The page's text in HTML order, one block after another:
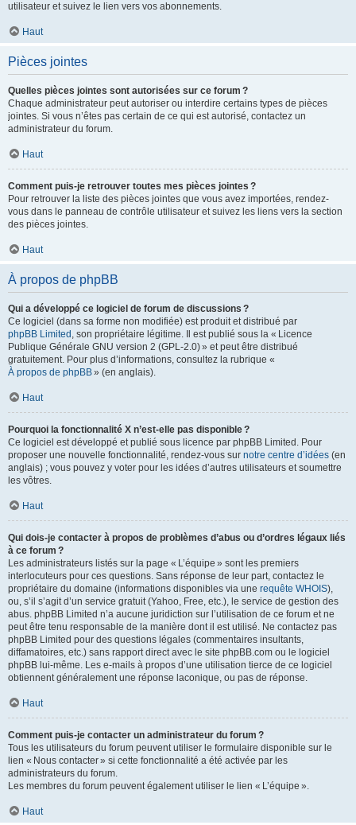
utilisateur et suivez le lien vers vos abonnements.
Haut
Pièces jointes
Quelles pièces jointes sont autorisées sur ce forum ?
Chaque administrateur peut autoriser ou interdire certains types de pièces
jointes. Si vous n’êtes pas certain de ce qui est autorisé, contactez un
administrateur du forum.
Haut
Comment puis-je retrouver toutes mes pièces jointes ?
Pour retrouver la liste des pièces jointes que vous avez importées, rendez-
vous dans le panneau de contrôle utilisateur et suivez les liens vers la section
des pièces jointes.
Haut
À propos de phpBB
Qui a développé ce logiciel de forum de discussions ?
Ce logiciel (dans sa forme non modifiée) est produit et distribué par
phpBB Limited , son propriétaire légitime. Il est publié sous la « Licence
Publique Générale GNU version 2 (GPL-2.0) » et peut être distribué
gratuitement. Pour plus d’informations, consultez la rubrique «
À propos de phpBB» (en anglais).
Haut
Pourquoi la fonctionnalité X n’est-elle pas disponible ?
Ce logiciel est développé et publié sous licence par phpBB Limited. Pour
proposer une nouvelle fonctionnalité, rendez-vous sur notre centre d’idées (en
anglais) ; vous pouvez y voter pour les idées d’autres utilisateurs et soumettre
les vôtres.
Haut
Qui dois-je contacter à propos de problèmes d’abus ou d’ordres légaux liés
à ce forum ?
Les administrateurs listés sur la page « L’équipe » sont les premiers
interlocuteurs pour ces questions. Sans réponse de leur part, contactez le
propriétaire du domaine (informations disponibles via une requête WHOIS),
ou, s’il s’agit d’un service gratuit (Yahoo, Free, etc.), le service de gestion des
abus. phpBB Limited n’a aucune juridiction sur l’utilisation de ce forum et ne
peut être tenu responsable de la manière dont il est utilisé. Ne contactez pas
phpBB Limited pour des questions légales (commentaires insultants,
diffamatoires, etc.) sans rapport direct avec le site phpBB.com ou le logiciel
phpBB lui-même. Les e-mails à propos d’une utilisation tierce de ce logiciel
obtiennent généralement une réponse laconique, ou pas de réponse.
Haut
Comment puis-je contacter un administrateur du forum ?
Tous les utilisateurs du forum peuvent utiliser le formulaire disponible sur le
lien « Nous contacter » si cette fonctionnalité a été activée par les
administrateurs du forum.
Les membres du forum peuvent également utiliser le lien « L’équipe ».
Haut